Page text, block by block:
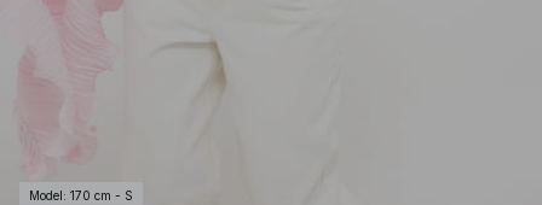
Model : 170 cm - S